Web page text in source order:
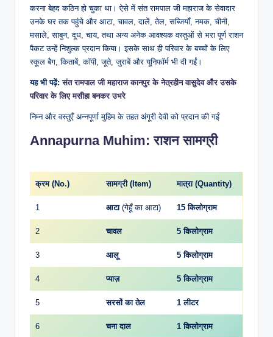
करना बेहद कठिन हो चुका था। ऐसे में संत रामपाल जी महाराज के सेवादार
उनके घर तक पहुंचे और आटा, चावल, दालें, तेल, सब्जियाँ, नमक, चीनी,
मसाले, साबुन, दूध, चाय, तथा अन्य अनेक आवश्यक वस्तुओं से भरा पूर्ण राशन
पैकट उन्हें निशुल्क प्रदान किया। इसके साथ ही परिवार के बच्चों के लिए
स्कूल बैग, किताबें, कॉपी, जूते, जुराबें और यूनिफॉर्म भी दी गईं।
यह भी पढ़ें:संत रामपाल जी महाराज कानपुर के नेत्रहीन वासुदेव और उसके
परिवार के लिए मसीहा बनकर उभरे
निम्न और वस्तुएँ अन्नपूर्णा मुहिम के तहत अंगूरी देवी को प्रदान की गईं
Annapurna Muhim: राशन सामग्री
क्रम (No.) सामग्री (Item) मात्रा (Quantity)
1 आटा(गेहूँ का आटा) 15 किलोग्राम
2 चावल 5 किलोग्राम
3 आलू 5 किलोग्राम
4 प्याज़ 5 किलोग्राम
5 सरसों का तेल 1 लीटर
6 चना दाल 1 किलोग्राम